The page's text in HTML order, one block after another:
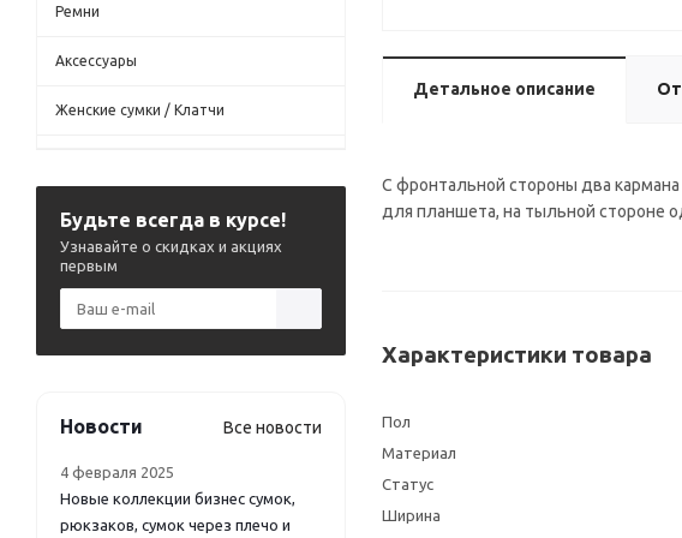
Детальное описание
С фронтальной стороны два
для планшета, на тыльной стороне
Характеристики товара
Пол
Материал
Статус
Ширина
Ремни
Аксессуары
Женские сумки / Клатчи
Будьте всегда в курсе!
Узнавайте о скидках и акциях
первым
Новости Все новости
4 февраля 2025
Новые коллекции бизнес сумок,
рюкзаков, сумок через плечо и